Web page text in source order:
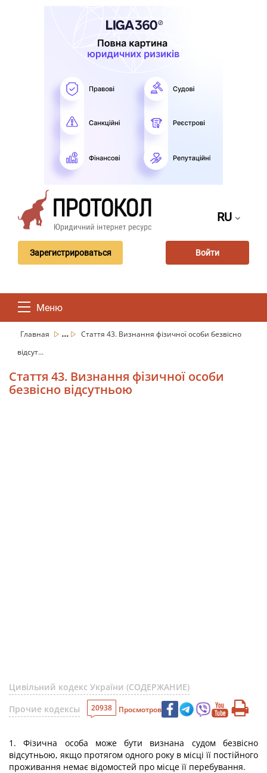
RU
Зарегистрироваться Войти
Меню
Главная ...
Стаття 43. Визнання фізичної особи безвісно
відсут...
Стаття 43. Визнання фізичної особи
безвісно відсутньою
Цивільний кодекс України (СОДЕРЖАНИЕ)
Прочие кодексы
20938 Просмотров
1. Фізична особа може бути визнана судом безвісно
відсутньою, якщо протягом одного року в місці її постійного
проживання немає відомостей про місце її перебування.